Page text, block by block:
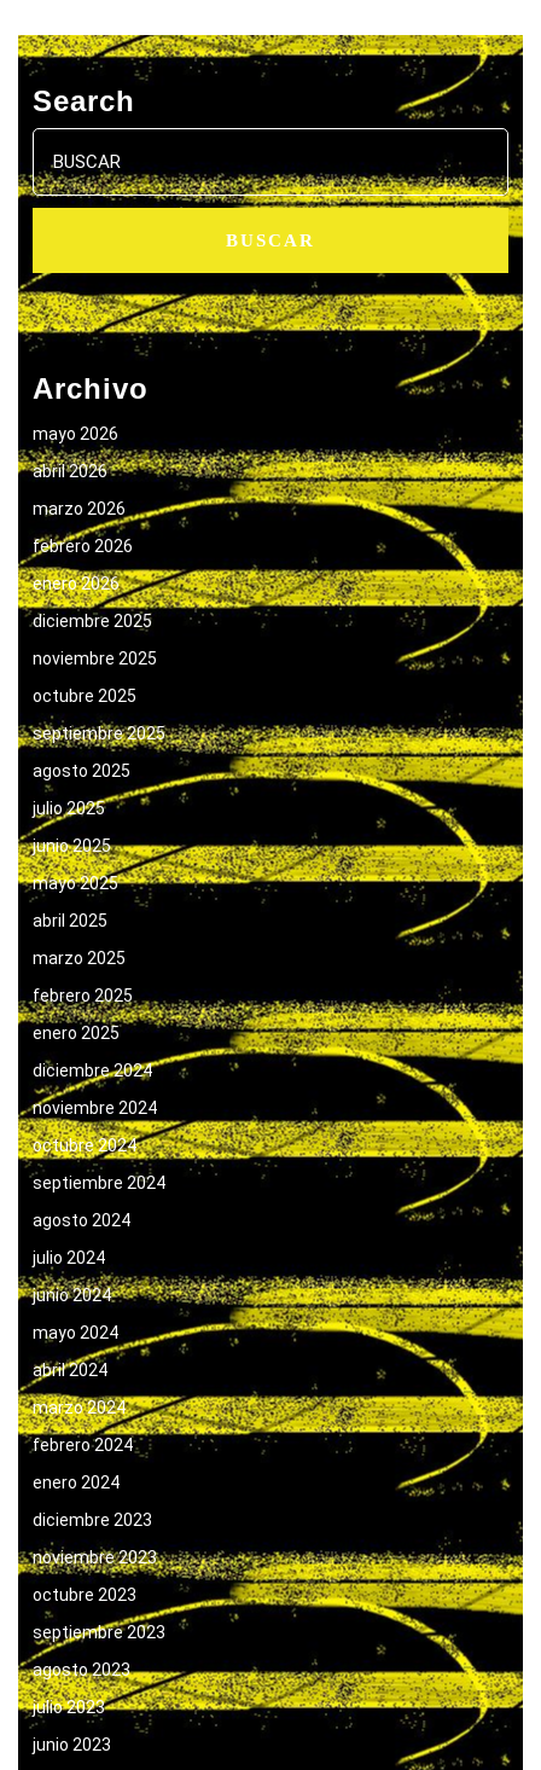
Search
Buscar:
Archivo
mayo 2026
abril 2026
marzo 2026
febrero 2026
enero 2026
diciembre 2025
noviembre 2025
octubre 2025
septiembre 2025
agosto 2025
julio 2025
junio 2025
mayo 2025
abril 2025
marzo 2025
febrero 2025
enero 2025
diciembre 2024
noviembre 2024
octubre 2024
septiembre 2024
agosto 2024
julio 2024
junio 2024
mayo 2024
abril 2024
marzo 2024
febrero 2024
enero 2024
diciembre 2023
noviembre 2023
octubre 2023
septiembre 2023
agosto 2023
julio 2023
junio 2023